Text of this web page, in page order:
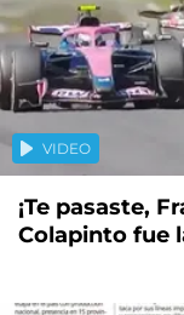
VIDEO
¡Te pasaste,
Colapinto fue